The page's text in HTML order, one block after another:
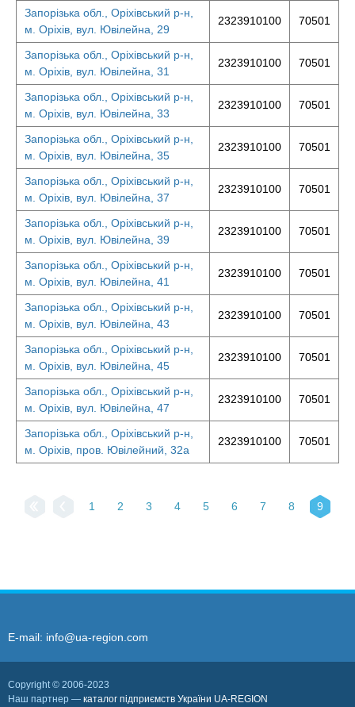
Запорізька обл., Оріхівський р-н,
м. Оріхів, вул. Ювілейна, 29
2323910100 70501
Запорізька обл., Оріхівський р-н,
м. Оріхів, вул. Ювілейна, 31
2323910100 70501
Запорізька обл., Оріхівський р-н,
м. Оріхів, вул. Ювілейна, 33
2323910100 70501
Запорізька обл., Оріхівський р-н,
м. Оріхів, вул. Ювілейна, 35
2323910100 70501
Запорізька обл., Оріхівський р-н,
м. Оріхів, вул. Ювілейна, 37
2323910100 70501
Запорізька обл., Оріхівський р-н,
м. Оріхів, вул. Ювілейна, 39
2323910100 70501
Запорізька обл., Оріхівський р-н,
м. Оріхів, вул. Ювілейна, 41
2323910100 70501
Запорізька обл., Оріхівський р-н,
м. Оріхів, вул. Ювілейна, 43
2323910100 70501
Запорізька обл., Оріхівський р-н,
м. Оріхів, вул. Ювілейна, 45
2323910100 70501
Запорізька обл., Оріхівський р-н,
м. Оріхів, вул. Ювілейна, 47
2323910100 70501
Запорізька обл., Оріхівський р-н,
м. Оріхів, пров. Ювілейний, 32а
2323910100 70501
1 2 3 4 5 6 7 8 9
E-mail: info@ua-region.com
Copyright © 2006-2023
Наш партнер — каталог підприємств України UA-REGION